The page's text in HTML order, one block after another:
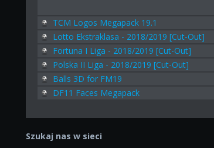
TCM Logos Megapack 19.1
Lotto Ekstraklasa - 2018/2019 [Cut-Out]
Fortuna I Liga - 2018/2019 [Cut-Out]
Polska II Liga - 2018/2019 [Cut-Out]
Balls 3D for FM19
DF11 Faces Megapack
Szukaj nas w sieci